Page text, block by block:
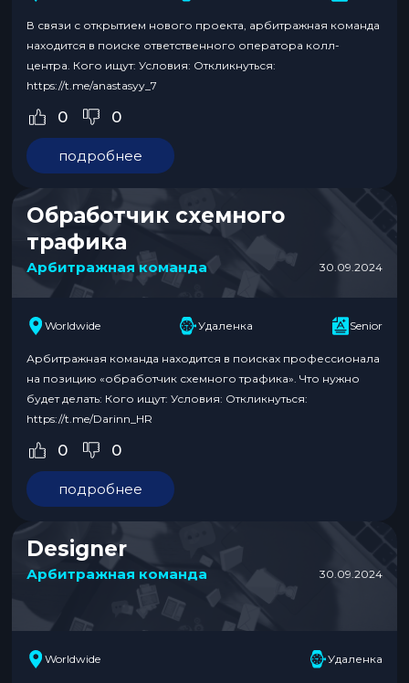
В связи с открытием нового проекта, арбитражная команда
находится в поиске ответственного оператора колл-
центра. Кого ищут: Условия: Откликнуться:
https://t.me/anastasyy_7
0 0
подробнее
Обработчик схемного
трафика
Арбитражная команда 30.09.2024
Worldwide Удаленка Senior
Арбитражная команда находится в поисках профессионала
на позицию «обработчик схемного трафика». Что нужно
будет делать: Кого ищут: Условия: Откликнуться:
https://t.me/Darinn_HR
0 0
подробнее
Designer
Арбитражная команда 30.09.2024
Worldwide Удаленка